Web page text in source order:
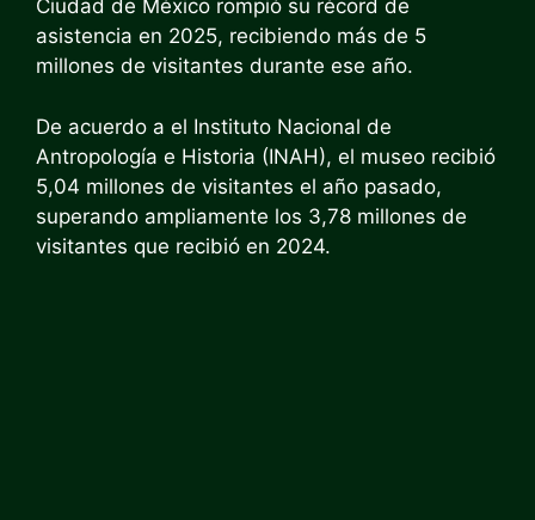
Ciudad de México rompió su récord de
asistencia en 2025, recibiendo más de 5
millones de visitantes durante ese año.
De acuerdo a el Instituto Nacional de
Antropología e Historia (INAH), el museo recibió
5,04 millones de visitantes el año pasado,
superando ampliamente los 3,78 millones de
visitantes que recibió en 2024.